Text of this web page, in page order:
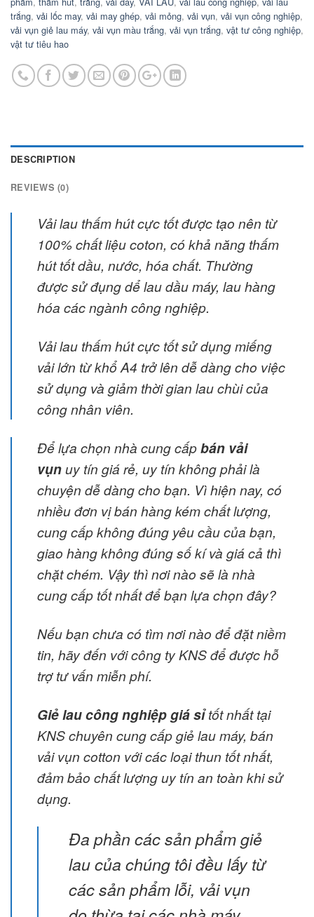
trắng, vải lốc may, vải may ghép, vải mỏng, vải vụn, vải vụn công nghiệp,
vải vụn giẻ lau máy, vải vụn màu trắng, vải vụn trắng, vật tư công nghiệp,
vật tư tiêu hao
DESCRIPTION
REVIEWS (0)
Vải lau thấm hút cực tốt được tạo nên từ
100% chất liệu coton, có khả năng thấm
hút tốt dầu, nước, hóa chất. Thường
được sử đụng dể lau dầu máy, lau hàng
hóa các ngành công nghiệp.
Vải lau thấm hút cực tốt sử dụng miếng
vải lớn từ khổ A4 trở lên dễ dàng cho việc
sử dụng và giảm thời gian lau chùi của
công nhân viên.
Để lựa chọn nhà cung cấpbán vải
vụnuy tín giá rẻ, uy tín không phải là
chuyện dễ dàng cho bạn. Vì hiện nay, có
nhiều đơn vị bán hàng kém chất lượng,
cung cấp không đúng yêu cầu của bạn,
giao hàng không đúng số kí và giá cả thì
chặt chém. Vậy thì nơi nào sẽ là nhà
cung cấp tốt nhất để bạn lựa chọn đây?
Nếu bạn chưa có tìm nơi nào để đặt niềm
tin, hãy đến với công ty KNS để được hỗ
trợ tư vấn miễn phí.
Giẻ lau công nghiệp giá sỉtốt nhất tại
KNS chuyên cung cấp giẻ lau máy, bán
vải vụn cotton với các loại thun tốt nhất,
đảm bảo chất lượng uy tín an toàn khi sử
dụng.
Đa phần các sản phẩm giẻ
lau của chúng tôi đều lấy từ
các sản phẩm lỗi, vải vụn